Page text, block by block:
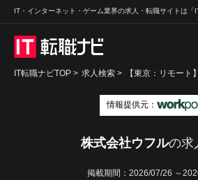
IT・インターネット・ゲーム業界の求人・転職サイトは「
IT転職ナビTOP > 求人検索 > 【東京：リモー
情報提供元：
株式会社ウフルの求
掲載期間： 2026/07/26 ～